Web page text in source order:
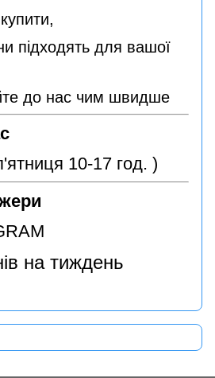
підходять для вашої
до нас чим швидше
10-17 год. )
на тиждень